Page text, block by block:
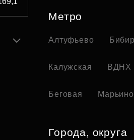
Метро
Алтуфьево
Калужская ВДНХ
Беговая Марьино
Города, округа